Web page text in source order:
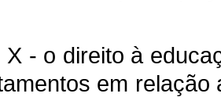
X - o direito à
em